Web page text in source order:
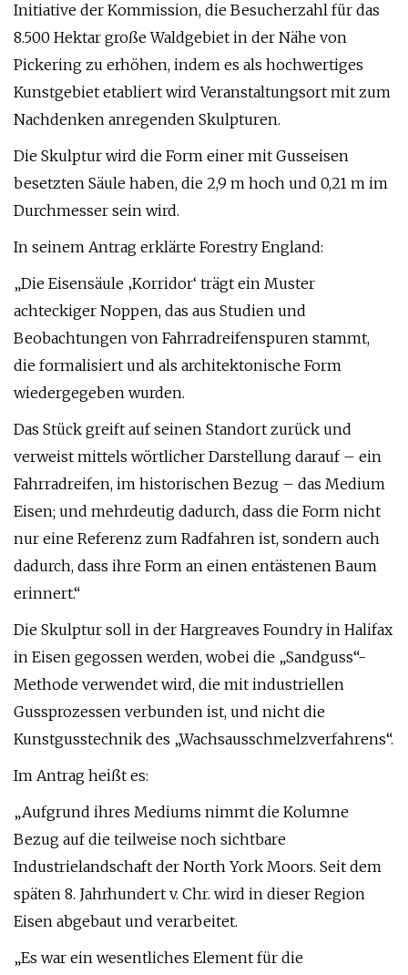
Initiative der Kommission, die Besucherzahl für das
8.500 Hektar große Waldgebiet in der Nähe von
Pickering zu erhöhen, indem es als hochwertiges
Kunstgebiet etabliert wird Veranstaltungsort mit zum
Nachdenken anregenden Skulpturen.
Die Skulptur wird die Form einer mit Gusseisen
besetzten Säule haben, die 2,9 m hoch und 0,21 m im
Durchmesser sein wird.
In seinem Antrag erklärte Forestry England:
„Die Eisensäule ‚Korridor‘ trägt ein Muster
achteckiger Noppen, das aus Studien und
Beobachtungen von Fahrradreifenspuren stammt,
die formalisiert und als architektonische Form
wiedergegeben wurden.
Das Stück greift auf seinen Standort zurück und
verweist mittels wörtlicher Darstellung darauf – ein
Fahrradreifen, im historischen Bezug – das Medium
Eisen; und mehrdeutig dadurch, dass die Form nicht
nur eine Referenz zum Radfahren ist, sondern auch
dadurch, dass ihre Form an einen entästenen Baum
erinnert.“
Die Skulptur soll in der Hargreaves Foundry in Halifax
in Eisen gegossen werden, wobei die „Sandguss“-
Methode verwendet wird, die mit industriellen
Gussprozessen verbunden ist, und nicht die
Kunstgusstechnik des „Wachsausschmelzverfahrens“.
Im Antrag heißt es:
„Aufgrund ihres Mediums nimmt die Kolumne
Bezug auf die teilweise noch sichtbare
Industrielandschaft der North York Moors. Seit dem
späten 8. Jahrhundert v. Chr. wird in dieser Region
Eisen abgebaut und verarbeitet.
„Es war ein wesentliches Element für die